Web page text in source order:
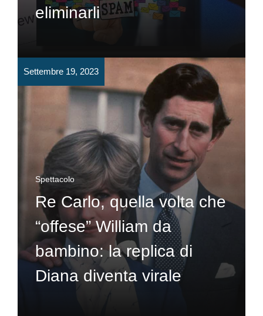
eliminarli
Settembre 19, 2023
Spettacolo
Re Carlo, quella volta che
“offese” William da
bambino: la replica di
Diana diventa virale